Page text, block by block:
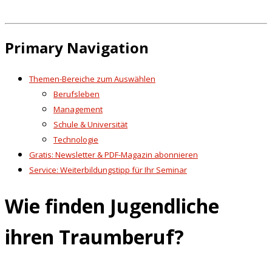
Primary Navigation
Themen-Bereiche zum Auswählen
Berufsleben
Management
Schule & Universität
Technologie
Gratis: Newsletter & PDF-Magazin abonnieren
Service: Weiterbildungstipp für Ihr Seminar
Wie finden Jugendliche
ihren Traumberuf?